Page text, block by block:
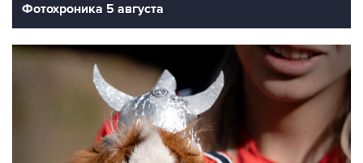
Фотохроника 5 августа